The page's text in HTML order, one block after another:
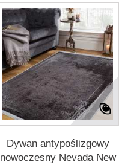
Dywan antypoślizgowy
nowoczesny Nevada New